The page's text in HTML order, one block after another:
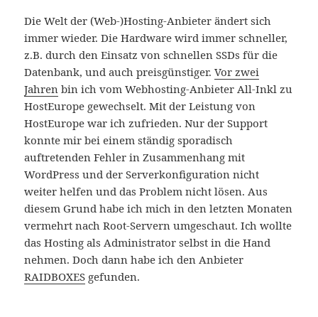
Die Welt der (Web-)Hosting-Anbieter ändert sich
immer wieder. Die Hardware wird immer schneller,
z.B. durch den Einsatz von schnellen SSDs für die
Datenbank, und auch preisgünstiger.Vor zwei
Jahren bin ich vom Webhosting-Anbieter All-Inkl zu
HostEurope gewechselt. Mit der Leistung von
HostEurope war ich zufrieden. Nur der Support
konnte mir bei einem ständig sporadisch
auftretenden Fehler in Zusammenhang mit
WordPress und der Serverkonfiguration nicht
weiter helfen und das Problem nicht lösen. Aus
diesem Grund habe ich mich in den letzten Monaten
vermehrt nach Root-Servern umgeschaut. Ich wollte
das Hosting als Administrator selbst in die Hand
nehmen. Doch dann habe ich den Anbieter
RAIDBOXES gefunden.